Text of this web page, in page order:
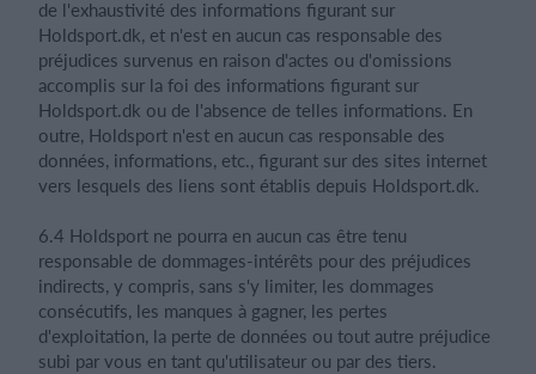
de l'exhaustivité des informations figurant sur
Holdsport.dk, et n'est en aucun cas responsable des
préjudices survenus en raison d'actes ou d'omissions
accomplis sur la foi des informations figurant sur
Holdsport.dk ou de l'absence de telles informations. En
outre, Holdsport n'est en aucun cas responsable des
données, informations, etc., figurant sur des sites internet
vers lesquels des liens sont établis depuis Holdsport.dk.
6.4 Holdsport ne pourra en aucun cas être tenu
responsable de dommages-intérêts pour des préjudices
indirects, y compris, sans s'y limiter, les dommages
consécutifs, les manques à gagner, les pertes
d'exploitation, la perte de données ou tout autre préjudice
subi par vous en tant qu'utilisateur ou par des tiers.